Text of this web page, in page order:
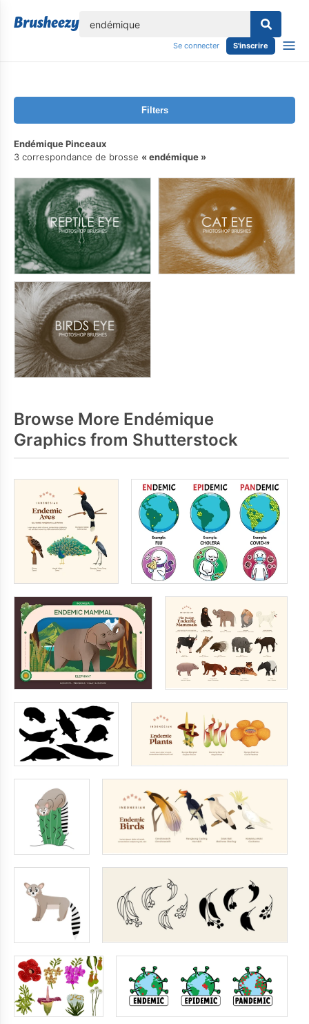
Se connecter S'inscrire
Filters
Endémique Pinceaux
3 correspondance de brosse
endémique
Browse More Endémique
Graphics from Shutterstock